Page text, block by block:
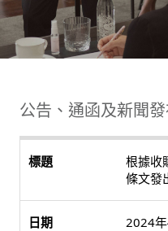
公告、通函及新聞
根據收
條文發
2024